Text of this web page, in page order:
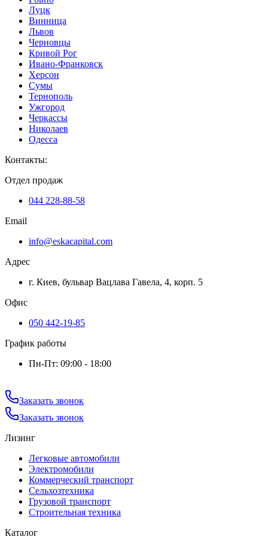
Луцк
Винница
Львов
Черновцы
Кривой Рог
Ивано-Франковск
Херсон
Сумы
Тернополь
Ужгород
Черкассы
Николаев
Одесса
Контакты:
Отдел продаж
044 228-88-58
Email
info@eskacapital.com
Адрес
г. Киев, бульвар Вацлава Гавела, 4, корп. 5
Офис
050 442-19-85
График работы
Пн-Пт: 09:00 - 18:00
Заказать звонок
Заказать звонок
Лизинг
Легковые автомобили
Электромобили
Коммерческий транспорт
Сельхозтехника
Грузовой транспорт
Строительная техника
Каталог